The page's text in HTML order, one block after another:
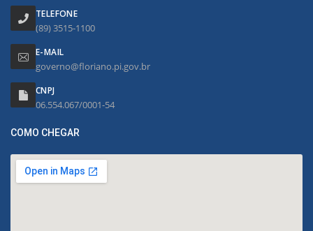
TELEFONE
(89) 3515-1100
E-MAIL
governo@floriano.pi.gov.br
CNPJ
06.554.067/0001-54
COMO CHEGAR